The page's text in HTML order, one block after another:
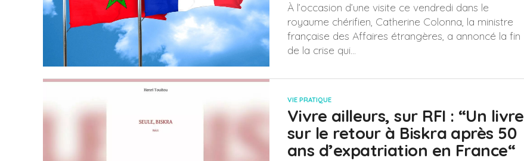
À l’occasion d’une visite ce vendredi dans le
royaume chérifien, Catherine Colonna, la ministre
française des Affaires étrangères, a annoncé la fin
de la crise qui...
VIE PRATIQUE
Vivre ailleurs, sur RFI : “Un livre
sur le retour à Biskra après 50
ans d’expatriation en France“